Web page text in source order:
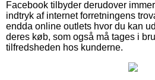
Facebook tilbyder derudover
indtryk af internet forretningens
endda online outlets hvor du kan
deres køb, som også må tages i
tilfredsheden hos kunderne.